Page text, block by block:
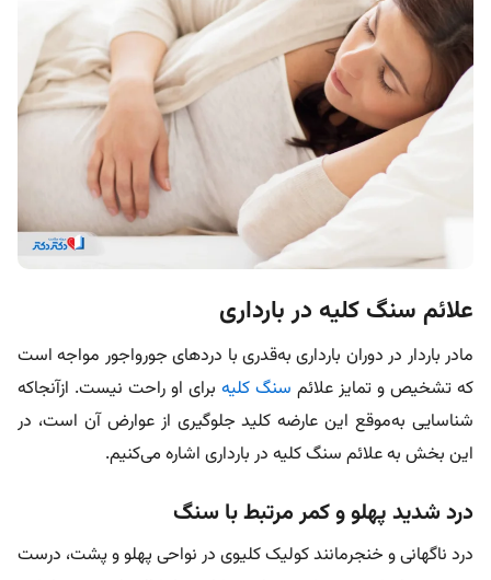
علائم سنگ کلیه در بارداری
مادر باردار در دوران بارداری به‌قدری با دردهای جورواجور مواجه است
که تشخیص و تمایز علائم سنگ کلیه برای او راحت نیست. از‌آنجا‌که
شناسایی به‌موقع این عارضه کلید جلوگیری از عوارض آن است، در
این بخش به علائم سنگ کلیه در بارداری اشاره می‌کنیم.
درد شدید پهلو و کمر مرتبط با سنگ
درد ناگهانی و خنجرمانند کولیک کلیوی در نواحی پهلو و پشت، درست